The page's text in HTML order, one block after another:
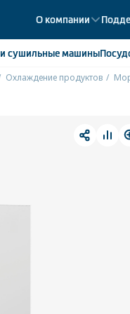
О компании
и сушильные машины
Охлаждение продуктов